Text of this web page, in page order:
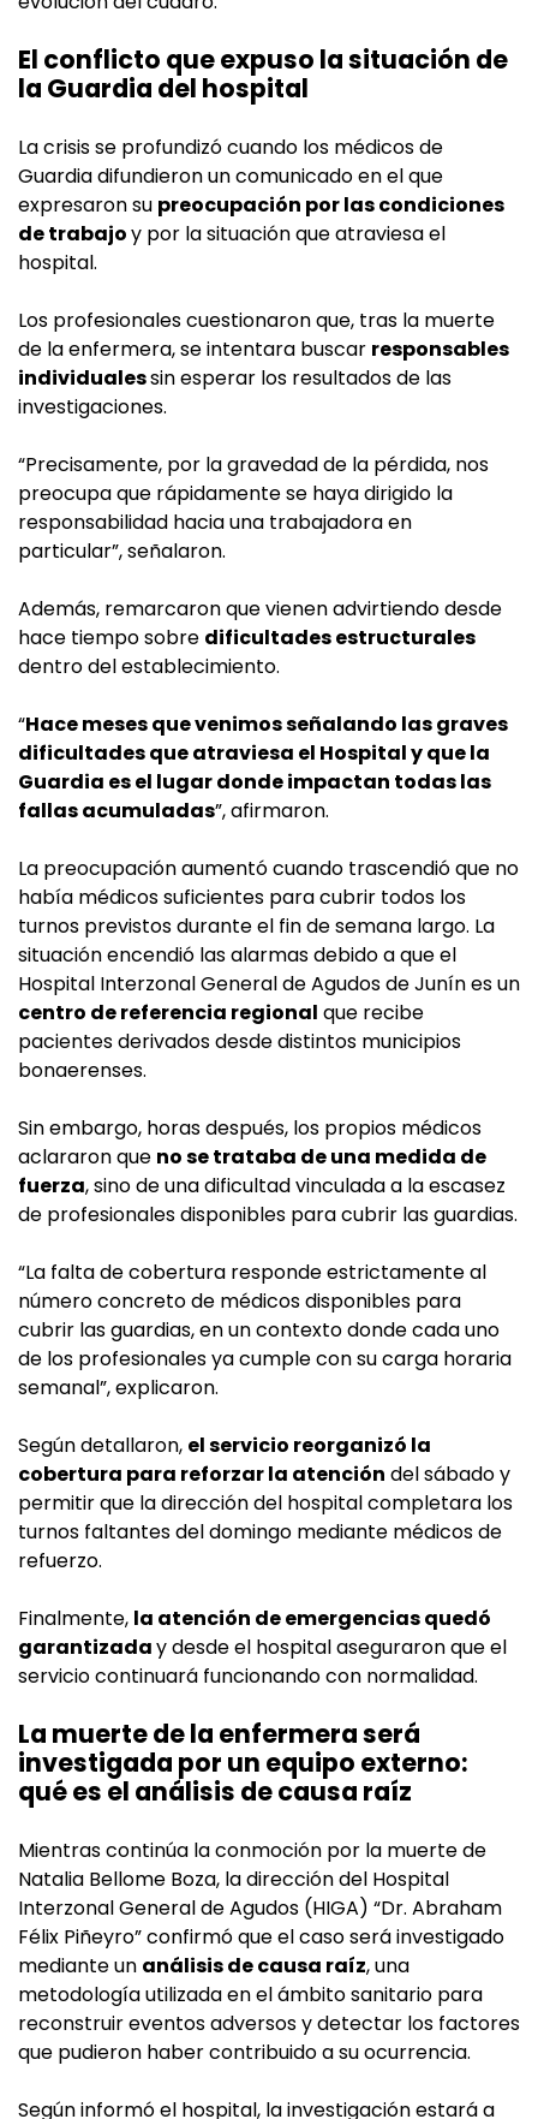
El conflicto que expuso la situación de
la Guardia del hospital
La crisis se profundizó cuando los médicos de
Guardia difundieron un comunicado en el que
expresaron su preocupación por las condiciones
de trabajoy por la situación que atraviesa el
hospital.
Los profesionales cuestionaron que, tras la muerte
de la enfermera, se intentara buscar responsables
individualessin esperar los resultados de las
investigaciones.
“Precisamente, por la gravedad de la pérdida, nos
preocupa que rápidamente se haya dirigido la
responsabilidad hacia una trabajadora en
particular”, señalaron.
Además, remarcaron que vienen advirtiendo desde
hace tiempo sobre dificultades estructurales
dentro del establecimiento.
“Hace meses que venimos señalando las graves
dificultades que atraviesa el Hospital y que la
Guardia es el lugar donde impactan todas las
fallas acumuladas”, afirmaron.
La preocupación aumentó cuando trascendió que no
había médicos suficientes para cubrir todos los
turnos previstos durante el fin de semana largo. La
situación encendió las alarmas debido a que el
Hospital Interzonal General de Agudos de Junín es un
centro de referencia regional que recibe
pacientes derivados desde distintos municipios
bonaerenses.
Sin embargo, horas después, los propios médicos
aclararon que no se trataba de una medida de
fuerza, sino de una dificultad vinculada a la escasez
de profesionales disponibles para cubrir las guardias.
“La falta de cobertura responde estrictamente al
número concreto de médicos disponibles para
cubrir las guardias, en un contexto donde cada uno
de los profesionales ya cumple con su carga horaria
semanal”, explicaron.
Según detallaron, el servicio reorganizó la
cobertura para reforzar la atención del sábado y
permitir que la dirección del hospital completara los
turnos faltantes del domingo mediante médicos de
refuerzo.
Finalmente, la atención de emergencias quedó
garantizaday desde el hospital aseguraron que el
servicio continuará funcionando con normalidad.
La muerte de la enfermera será
investigada por un equipo externo:
qué es el análisis de causa raíz
Mientras continúa la conmoción por la muerte de
Natalia Bellome Boza, la dirección del Hospital
Interzonal General de Agudos (HIGA) “Dr. Abraham
Félix Piñeyro” confirmó que el caso será investigado
mediante un análisis de causa raíz, una
metodología utilizada en el ámbito sanitario para
reconstruir eventos adversos y detectar los factores
que pudieron haber contribuido a su ocurrencia.
Según informó el hospital, la investigación estará a